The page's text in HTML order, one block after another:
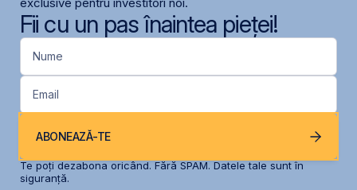
Fii cu un pas înaintea pieței!
Nume
Email
ABONEAZĂ-TE
Te poți dezabona oricând. Fără SPAM. Datele tale sunt în
siguranță.